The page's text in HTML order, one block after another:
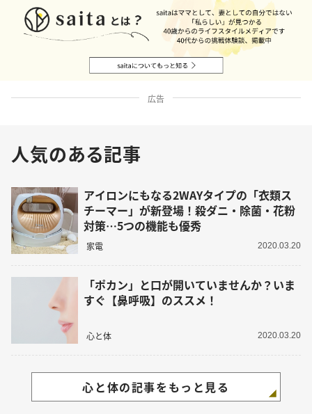
広告
人気のある記事
アイロンにもなる2WAYタイプの「衣類ス
チーマー」が新登場！殺ダニ・除菌・花粉
対策…5つの機能も優秀
家電 2020.03.20
「ポカン」と口が開いていませんか？いま
すぐ【鼻呼吸】のススメ！
心と体 2020.03.20
心と体の記事をもっと見る